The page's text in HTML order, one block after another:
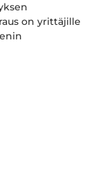
on yrittäjille